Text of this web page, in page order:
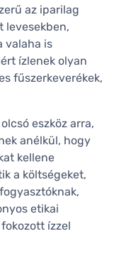
az iparilag
levesekben,
valaha is
ízlenek olyan
fűszerkeverékek,
eszköz arra,
anélkül, hogy
kellene
a költségeket,
etikai
ízzel